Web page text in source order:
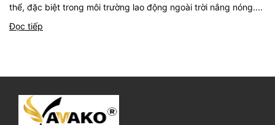
thể, đặc biệt trong môi trường lao động ngoài trời nắng nóng....
Đọc tiếp